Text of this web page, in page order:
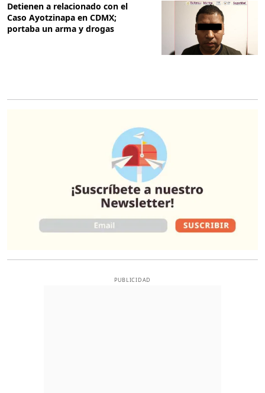
Detienen a relacionado con el
Caso Ayotzinapa en CDMX;
portaba un arma y drogas
PUBLICIDAD